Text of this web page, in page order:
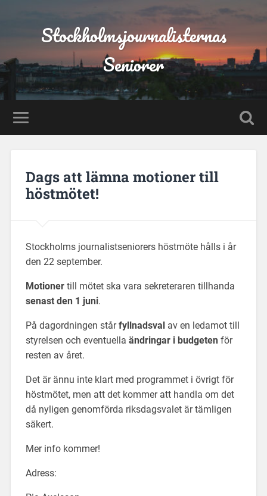
Stockholmsjournalisternas
Seniorer
Dags att lämna motioner till
höstmötet!
Stockholms journalistseniorers höstmöte hålls i år
den 22 september.
Motioner till mötet ska vara sekreteraren tillhanda
senast den 1 juni.
På dagordningen stårfyllnadsval av en ledamot till
styrelsen och eventuella ändringar i budgetenför
resten av året.
Det är ännu inte klart med programmet i övrigt för
höstmötet, men att det kommer att handla om det
då nyligen genomförda riksdagsvalet är tämligen
säkert.
Mer info kommer!
Adress: